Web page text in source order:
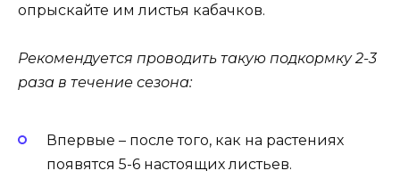
опрыскайте им листья кабачков.
Рекомендуется проводить такую подкормку 2-3
раза в течение сезона:
Впервые – после того, как на растениях
появятся 5-6 настоящих листьев.